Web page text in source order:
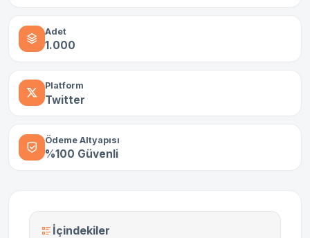
Adet
1.000
Platform
Twitter
Ödeme Altyapısı
%100 Güvenli
İçindekiler